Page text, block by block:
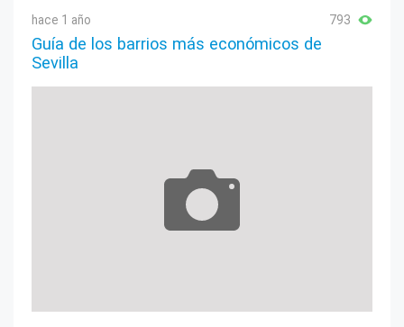
hace 1 año 793
Guía de los barrios más económicos de
Sevilla